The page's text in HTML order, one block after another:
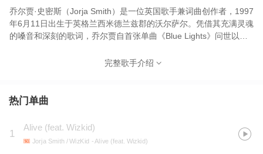
乔尔贾·史密斯（Jorja Smith）是一位英国歌手兼词曲创作者，1997
年6月11日出生于英格兰西米德兰兹郡的沃尔萨尔。凭借其充满灵魂
的嗓音和深刻的歌词，乔尔贾自首张单曲《Blue Lights》问世以
调，以情感深度和社会意识为特色。她于2016年底发布的首张扩展
以一种少有人能匹敌的强度和紧迫感进行创作。2018年，她的首张
张专辑收录了《Teenage Fantasy》和《Where Did I Go?》等热门
歌曲，因其成熟的音乐风格和整体性而获得广泛好评。该专辑入围
了备受瞩目的水星音乐奖，并为她赢得了英国音乐奖评论家选择
完整歌手介绍
热门单曲
1
Alive (feat. Wizkid)
Jorja Smith / WizKid - Alive (feat. Wizkid)